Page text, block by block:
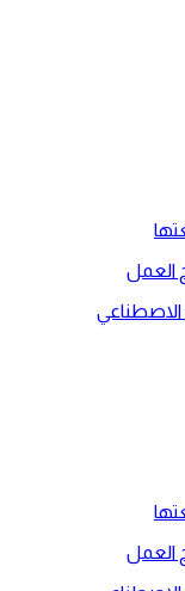
العمل
الاصطناعي
العمل